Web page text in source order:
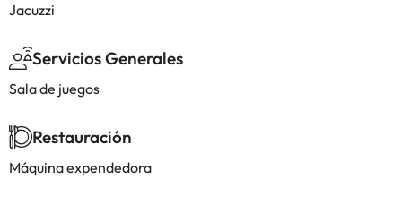
Jacuzzi
Servicios Generales
Sala de juegos
Restauración
Máquina expendedora